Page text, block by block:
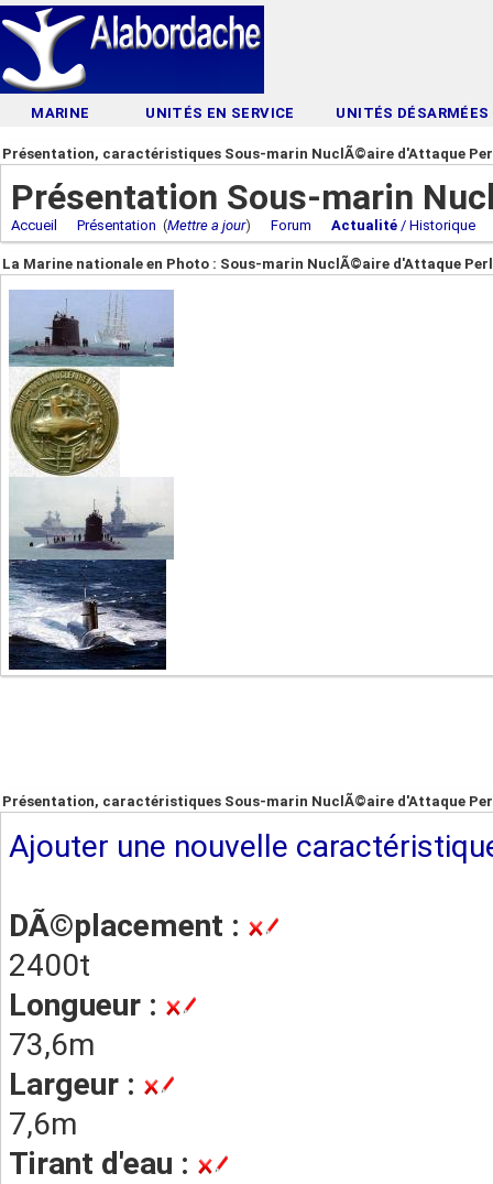
MARINE UNITÉS EN SERVICE UNITÉS DÉSARMÉES
Présentation, caractéristiques Sous-marin NuclÃ©aire d'Attaque
Présentation Sous-marin
Accueil Présentation (Mettre a jour) Forum Actualité / Historique
La Marine nationale en Photo : Sous-marin NuclÃ©aire d'Attaque
Présentation, caractéristiques Sous-marin NuclÃ©aire d'Attaque
Ajouter une nouvelle
DÃ©placement :
2400t
Longueur :
73,6m
Largeur :
7,6m
Tirant d'eau :